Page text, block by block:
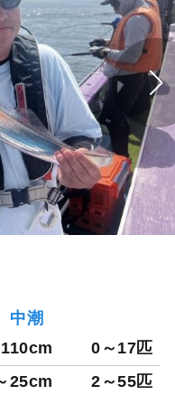
中潮
0～17匹
25cm 2～55匹